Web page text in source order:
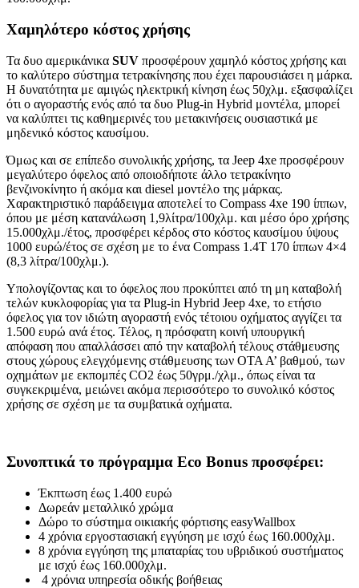
Χαμηλότερο κόστος χρήσης
Τα δυο αμερικάνικα SUV προσφέρουν χαμηλό κόστος χρήσης και
το καλύτερο σύστημα τετρακίνησης που έχει παρουσιάσει η μάρκα.
Η δυνατότητα με αμιγώς ηλεκτρική κίνηση έως 50χλμ. εξασφαλίζει
ότι ο αγοραστής ενός από τα δυο Plug-in Hybrid μοντέλα, μπορεί
να καλύπτει τις καθημερινές του μετακινήσεις ουσιαστικά με
μηδενικό κόστος καυσίμου.
Όμως και σε επίπεδο συνολικής χρήσης, τα Jeep 4xe προσφέρουν
μεγαλύτερο όφελος από οποιοδήποτε άλλο τετρακίνητο
βενζινοκίνητο ή ακόμα και diesel μοντέλο της μάρκας.
Χαρακτηριστικό παράδειγμα αποτελεί το Compass 4xe 190 ίππων,
όπου με μέση κατανάλωση 1,9λίτρα/100χλμ. και μέσο όρο χρήσης
15.000χλμ./έτος, προσφέρει κέρδος στο κόστος καυσίμου ύψους
1000 ευρώ/έτος σε σχέση με το ένα Compass 1.4T 170 ίππων 4×4
(8,3 λίτρα/100χλμ.).
Υπολογίζοντας και το όφελος που προκύπτει από τη μη καταβολή
τελών κυκλοφορίας για τα Plug-in Hybrid Jeep 4xe, το ετήσιο
όφελος για τον ιδιώτη αγοραστή ενός τέτοιου οχήματος αγγίζει τα
1.500 ευρώ ανά έτος. Τέλος, η πρόσφατη κοινή υπουργική
απόφαση που απαλλάσσει από την καταβολή τέλους στάθμευσης
στους χώρους ελεγχόμενης στάθμευσης των ΟΤΑ Α’ βαθμού, των
οχημάτων με εκπομπές CO2 έως 50γρμ./χλμ., όπως είναι τα
συγκεκριμένα, μειώνει ακόμα περισσότερο το συνολικό κόστος
χρήσης σε σχέση με τα συμβατικά οχήματα.
Συνοπτικά το πρόγραμμα Eco Bonus προσφέρει:
Έκπτωση έως 1.400 ευρώ
Δωρεάν μεταλλικό χρώμα
Δώρο το σύστημα οικιακής φόρτισης easyWallbox
4 χρόνια εργοστασιακή εγγύηση με ισχύ έως 160.000χλμ.
8 χρόνια εγγύηση της μπαταρίας του υβριδικού συστήματος
με ισχύ έως 160.000χλμ.
4 χρόνια υπηρεσία οδικής βοήθειας